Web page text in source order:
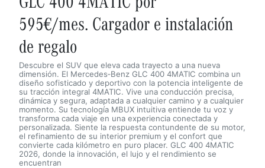
595€/mes. Cargador e instalación
de regalo
Descubre el SUV que eleva cada trayecto a una nueva
dimensión. El Mercedes‑Benz GLC 400 4MATIC combina un
diseño sofisticado y deportivo con la potencia inteligente de
su tracción integral 4MATIC. Vive una conducción precisa,
dinámica y segura, adaptada a cualquier camino y a cualquier
momento. Su tecnología MBUX intuitiva entiende tu voz y
transforma cada viaje en una experiencia conectada y
personalizada. Siente la respuesta contundente de su motor,
el refinamiento de su interior premium y el confort que
convierte cada kilómetro en puro placer. GLC 400 4MATIC
2026, donde la innovación, el lujo y el rendimiento se
encuentran